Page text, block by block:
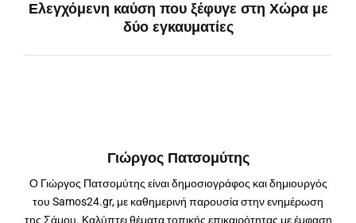
Ελεγχόμενη καύση που ξέφυγε στη Χώρα με
δύο εγκαυματίες
Γιώργος Πατσομύτης
Ο Γιώργος Πατσομύτης είναι δημοσιογράφος και δημιουργός
του Samos24.gr, με καθημερινή παρουσία στην ενημέρωση
της Σάμου. Καλύπτει θέματα τοπικής επικαιρότητας με έμφαση